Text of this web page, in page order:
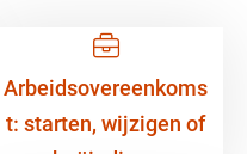
Arbeidsovereenkoms
t: starten, wijzigen of